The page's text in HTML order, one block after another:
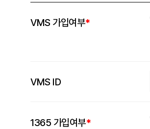
VMS 가입여부*
VMS ID
1365 가입여부*